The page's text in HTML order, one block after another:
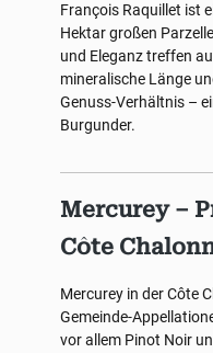
François Raquillet ist
Hektar großen
und Eleganz treffen
mineralische Länge
Genuss-Verhältnis –
Burgunder.
Mercurey –
Côte
Mercurey in der Côte
Gemeinde-
vor allem Pinot Noir